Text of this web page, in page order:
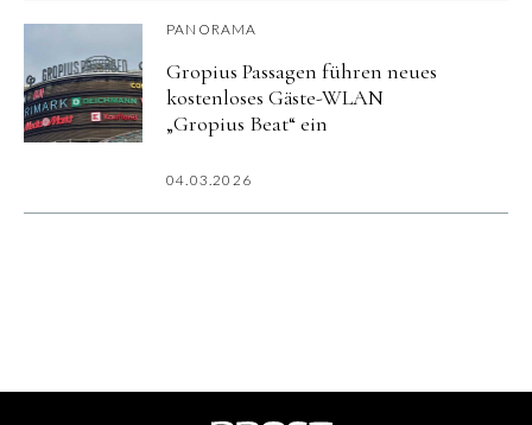
PANORAMA
Gropius Passagen führen neues
kostenloses Gäste-WLAN
„Gropius Beat“ ein
04.03.2026